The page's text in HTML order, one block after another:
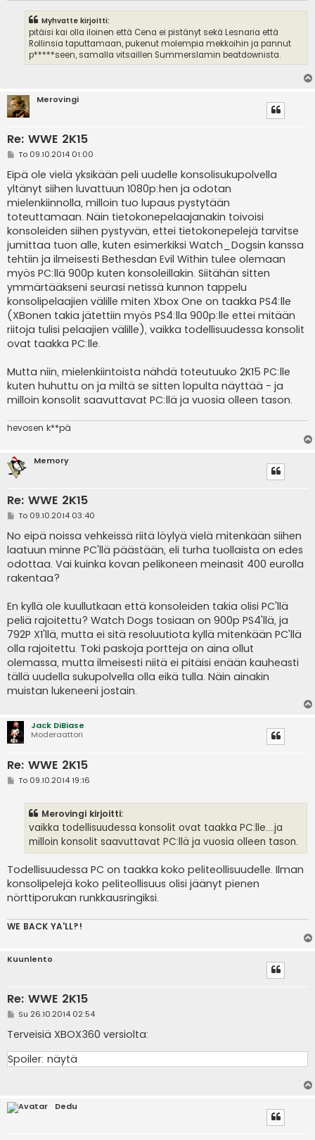
Myhvatte kirjoitti:
pitäisi kai olla iloinen että Cena ei pistänyt sekä Lesnaria että
Rollinsia taputtamaan, pukenut molempia mekkoihin ja pannut
p*****seen, samalla vitsaillen Summerslamin beatdownista.
Merovingi
Re: WWE 2K15
V
e
s
t
i
To 09.10.2014 01:00
Eipä ole vielä yksikään peli uudelle konsolisukupolvella
yltänyt siihen luvattuun 1080p:hen ja odotan
mielenkiinnolla, milloin tuo lupaus pystytään
toteuttamaan. Näin tietokonepelaajanakin toivoisi
konsoleiden siihen pystyvän, ettei tietokonepelejä tarvitse
jumittaa tuon alle, kuten esimerkiksi Watch_Dogsin kanssa
tehtiin ja ilmeisesti Bethesdan Evil Within tulee olemaan
myös PC:llä 900p kuten konsoleillakin. Siitähän sitten
ymmärtääkseni seurasi netissä kunnon tappelu
konsolipelaajien välille miten Xbox One on taakka PS4:lle
(XBonen takia jätettiin myös PS4:lla 900p:lle ettei mitään
riitoja tulisi pelaajien välille), vaikka todellisuudessa konsolit
ovat taakka PC:lle.
Mutta niin, mielenkiintoista nähdä toteutuuko 2K15 PC:lle
kuten huhuttu on ja miltä se sitten lopulta näyttää - ja
milloin konsolit saavuttavat PC:llä ja vuosia olleen tason.
hevosen k**pä
Memory
Re: WWE 2K15
V
e
s
t
i
To 09.10.2014 03:40
No eipä noissa vehkeissä riitä löylyä vielä mitenkään siihen
laatuun minne PC'llä päästään, eli turha tuollaista on edes
odottaa. Vai kuinka kovan pelikoneen meinasit 400 eurolla
rakentaa?
En kyllä ole kuullutkaan että konsoleiden takia olisi PC'llä
peliä rajoitettu? Watch Dogs tosiaan on 900p PS4'llä, ja
792P X1'llä, mutta ei sitä resoluutiota kyllä mitenkään PC'llä
olla rajoitettu. Toki paskoja portteja on aina ollut
olemassa, mutta ilmeisesti niitä ei pitäisi enään kauheasti
tällä uudella sukupolvella olla eikä tulla. Näin ainakin
muistan lukeneeni jostain.
Jack DiBiase
Moderaattori
Re: WWE 2K15
VTo 09.10.2014 19:16
Merovingi kirjoitti:
vaikka todellisuudessa konsolit ovat taakka PC:lle....ja
milloin konsolit saavuttavat PC:llä ja vuosia olleen tason.
Todellisuudessa PC on taakka koko peliteollisuudelle. Ilman
konsolipelejä koko peliteollisuus olisi jäänyt pienen
nörttiporukan runkkausringiksi.
WE BACK YA'LL?!
Kuunlento
Re: WWE 2K15
V
e
s
t
i
Su 26.10.2014 02:54
Terveisiä XBOX360 versiolta:
Spoiler: näytä
Dedu